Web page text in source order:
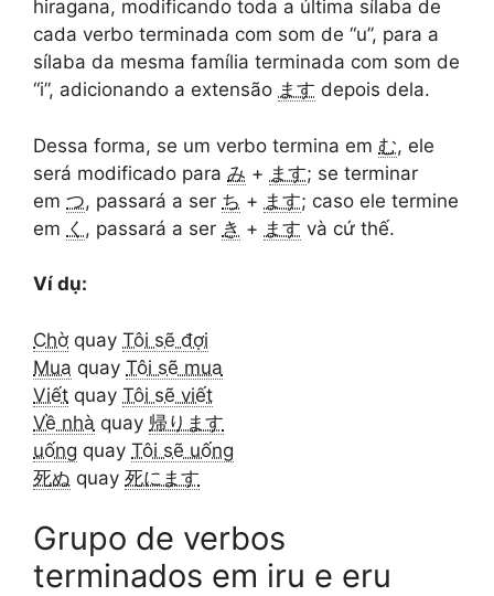
hiragana, modificando toda a última sílaba de
cada verbo terminada com som de “u”, para a
sílaba da mesma família terminada com som de
“i”, adicionando a extensão ます depois dela.
Dessa forma, se um verbo termina em む, ele
será modificado para み + ます; se terminar
em つ, passará a ser ち + ます; caso ele termine
em く , passará a ser き + ます và cứ thế.
Ví dụ:
Chờ quay Tôi sẽ đợi
Mua quay Tôi sẽ mua
Viết quay Tôi sẽ viết
Về nhà quay 帰ります
uống quay Tôi sẽ uống
死ぬ quay 死にます
Grupo de verbos
terminados em iru e eru